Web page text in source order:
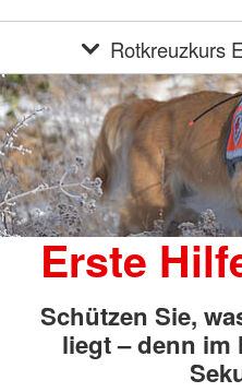
Rotkreuzkurs
Erste
Schützen Sie,
liegt – denn im